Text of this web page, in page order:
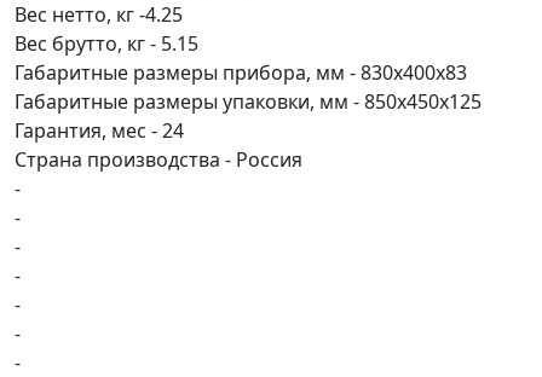
Вес нетто, кг -4.25
Вес брутто, кг - 5.15
Габаритные размеры прибора, мм - 830x400x83
Габаритные размеры упаковки, мм - 850x450x125
Гарантия, мес - 24
Страна производства - Россия
-
-
-
-
-
-
-